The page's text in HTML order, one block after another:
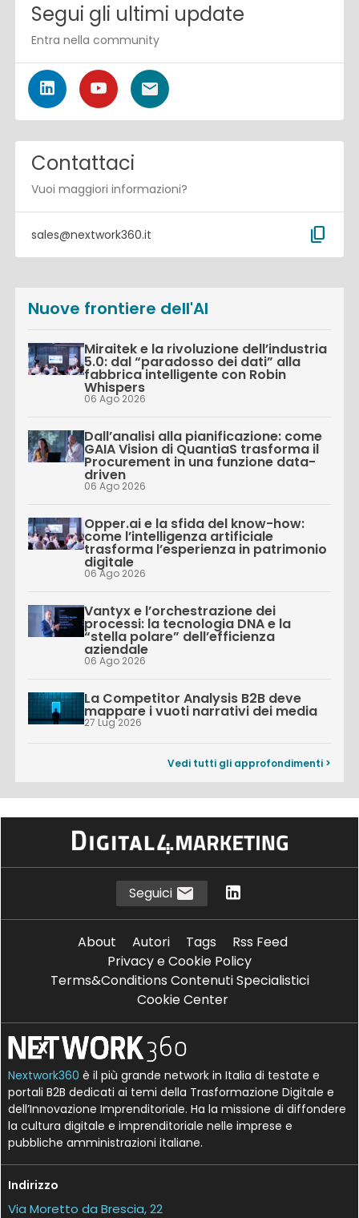
Segui gli ultimi update
Entra nella community
Contattaci
Vuoi maggiori informazioni?
sales@nextwork360.it content_copy
Nuove frontiere dell'AI
Miraitek e la rivoluzione dell’industria
5.0: dal “paradosso dei dati” alla
fabbrica intelligente con Robin
Whispers
06 Ago 2026
Dall’analisi alla pianificazione: come
GAIA Vision di QuantiaS trasforma il
Procurement in una funzione data-
driven
06 Ago 2026
Opper.ai e la sfida del know-how:
come l’intelligenza artificiale
trasforma l’esperienza in patrimonio
digitale
06 Ago 2026
Vantyx e l’orchestrazione dei
processi: la tecnologia DNA e la
“stella polare” dell’efficienza
aziendale
06 Ago 2026
La Competitor Analysis B2B deve
mappare i vuoti narrativi dei media
27 Lug 2026
Vedi tutti gli approfondimenti >
Seguici
About Autori Tags
Rss Feed
Privacy e Cookie Policy
Terms&Conditions Contenuti Specialistici
Cookie Center
Nextwork360 è il più grande network in Italia di testate e
portali B2B dedicati ai temi della Trasformazione Digitale e
dell’Innovazione Imprenditoriale. Ha la missione di diffondere
la cultura digitale e imprenditoriale nelle imprese e
pubbliche amministrazioni italiane.
Indirizzo
Via Moretto da Brescia, 22